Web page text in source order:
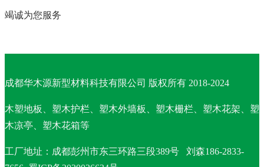
竭诚为您服务
成都华木源新型材料科技有限公司 版权所有 2018-2024
木塑地板、塑木护栏、塑木外墙板、塑木栅栏、塑木花架、塑
木凉亭、塑木花箱等
工厂地址： 成都彭州市东三环路三段389号 刘森186-2833-